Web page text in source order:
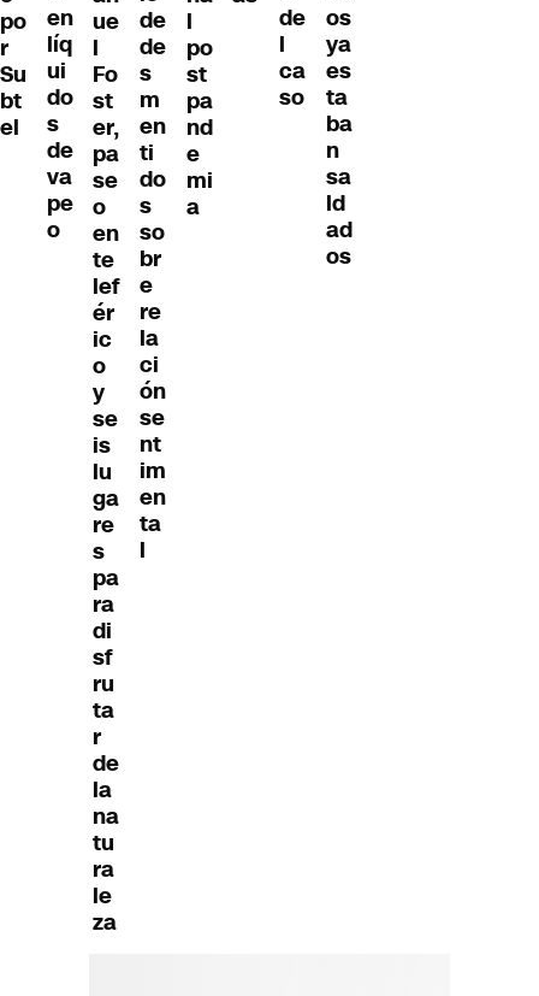
po
r
Su
bt
el
en
líq
ui
do
s
de
va
pe
o
ue
l
Fo
st
er,
pa
se
o
en
te
lef
ér
ic
o
y
se
is
lu
ga
re
s
pa
ra
di
sf
ru
ta
r
de
la
na
tu
ra
le
za
de
de
s
m
en
ti
do
s
so
br
e
re
la
ci
ón
se
nt
im
en
ta
l
l
po
st
pa
nd
e
mi
a
de
l
ca
so
os
ya
es
ta
ba
n
sa
ld
ad
os